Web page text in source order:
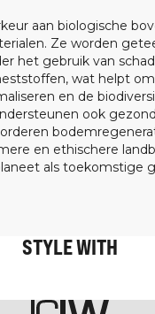
aan biologische
Ze worden
het gebruik van
wat helpt
en de
ook
en ethischere
als toekomstige
STYLE WITH